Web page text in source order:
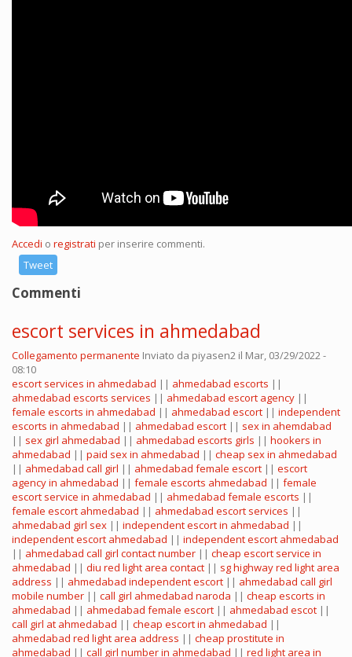
Accedi o registrati per inserire commenti.
Tweet
Commenti
escort services in ahmedabad
Collegamento permanente Inviato da piyasen2 il Mar, 03/29/2022 -
08:10
escort services in ahmedabad || ahmedabad escorts ||
ahmedabad escorts services || ahmedabad escort agency ||
female escorts in ahmedabad || ahmedabad escort || independent
escorts in ahmedabad || ahmedabad escort || sex in ahemdabad
|| sex girl ahmedabad || ahmedabad escorts girls || hookers in
ahmedabad || paid sex in ahmedabad || cheap sex in ahmedabad
|| ahmedabad call girl || ahmedabad female escort || escort
agency in ahmedabad || female escorts ahmedabad || female
escort service in ahmedabad || ahmedabad female escorts ||
female escort ahmedabad || ahmedabad escort services ||
ahmedabad girl sex || independent escort in ahmedabad ||
independent escort ahmedabad || independent escort ahmedabad
|| ahmedabad call girl contact number || cheap escort service in
ahmedabad || diu red light area contact || sg highway red light area
address || ahmedabad independent escort || ahmedabad call girl
mobile number || call girl ahmedabad naroda || cheap escorts in
ahmedabad || ahmedabad female escort || ahmedabad escot ||
call girl at ahmedabad || cheap escort in ahmedabad ||
ahmedabad red light area address || cheap prostitute in
ahmedabad || call girl number in ahmedabad || red light area in